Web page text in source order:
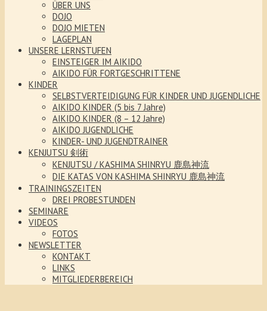
ÜBER UNS
DOJO
DOJO MIETEN
LAGEPLAN
UNSERE LERNSTUFEN
EINSTEIGER IM AIKIDO
AIKIDO FÜR FORTGESCHRITTENE
KINDER
SELBSTVERTEIDIGUNG FÜR KINDER UND JUGENDLICHE
AIKIDO KINDER (5 bis 7 Jahre)
AIKIDO KINDER (8 – 12 Jahre)
AIKIDO JUGENDLICHE
KINDER- UND JUGENDTRAINER
KENJUTSU 剣術
KENJUTSU / KASHIMA SHINRYU 鹿島神流
DIE KATAS VON KASHIMA SHINRYU 鹿島神流
TRAININGSZEITEN
DREI PROBESTUNDEN
SEMINARE
VIDEOS
FOTOS
NEWSLETTER
KONTAKT
LINKS
MITGLIEDERBEREICH